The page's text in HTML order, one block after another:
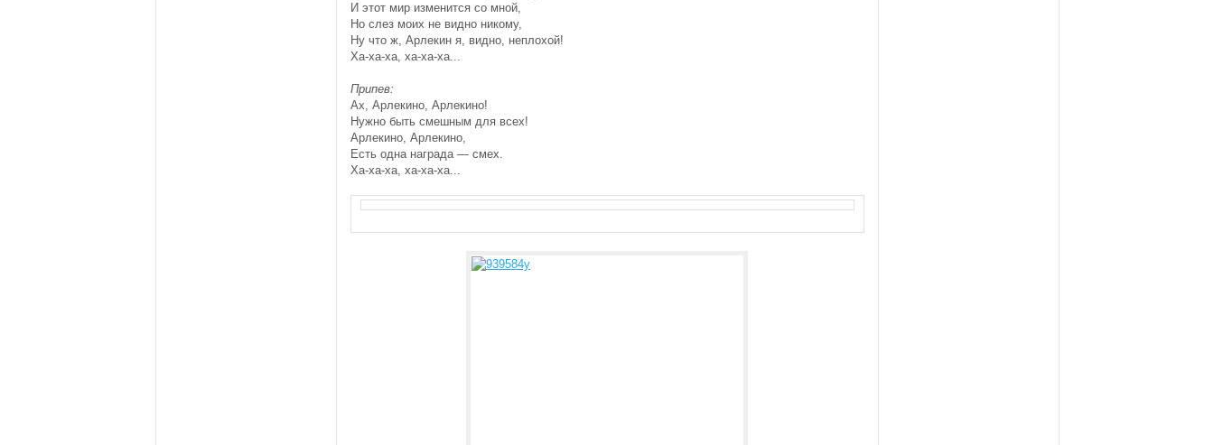
И этот мир изменится со мной,
Но слез моих не видно никому,
Ну что ж, Арлекин я, видно, неплохой!
Ха-ха-ха, ха-ха-ха...
Припев:
Ах, Арлекино, Арлекино!
Нужно быть смешным для всех!
Арлекино, Арлекино,
Есть одна награда — смех.
Ха-ха-ха, ха-ха-ха...